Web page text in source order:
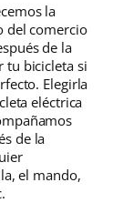
la
del comercio
de la
tu bicicleta si
Elegirla
eléctrica
de la
el mando,